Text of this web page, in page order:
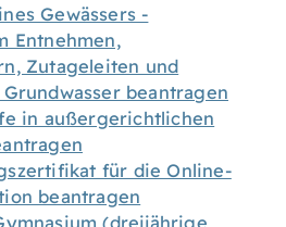
Gewässers -
Entnehmen,
Zutageleiten und
beantragen
in außergerichtlichen
für die Online-
beantragen
(dreijährige